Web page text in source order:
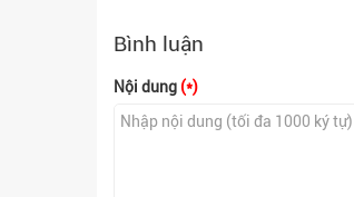
Bình luận
Nội dung (*)